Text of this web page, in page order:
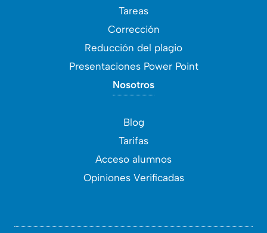
Tareas
Corrección
Reducción del plagio
Presentaciones Power Point
Nosotros
Blog
Tarifas
Acceso alumnos
Opiniones Verificadas